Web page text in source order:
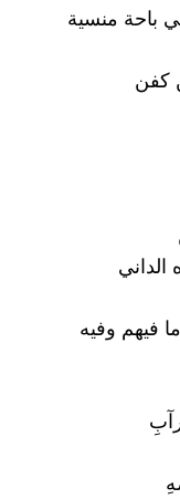
باحة منسية
كفن
فيهم وفيه